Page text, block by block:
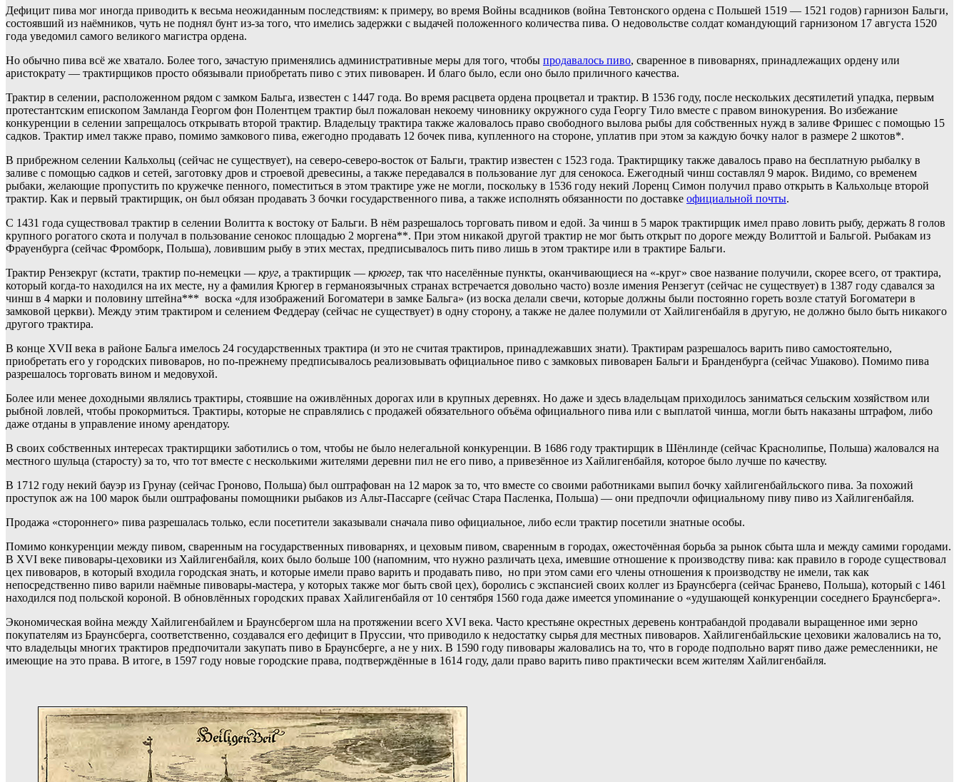
Дефицит пива мог иногда приводить к весьма неожиданным последствиям: к примеру, во время Войны всадников (война Тевтонского ордена с Польшей 1519 — 1521 годов) гарнизон Бальги,
состоявший из наёмников, чуть не поднял бунт из-за того, что имелись задержки с выдачей положенного количества пива. О недовольстве солдат командующий гарнизоном 17 августа 1520
года уведомил самого великого магистра ордена.
Но обычно пива всё же хватало. Более того, зачастую применялись административные меры для того, чтобы продавалось пиво, сваренное в пивоварнях, принадлежащих ордену или
аристократу — трактирщиков просто обязывали приобретать пиво с этих пивоварен. И благо было, если оно было приличного качества.
Трактир в селении, расположенном рядом с замком Бальга, известен с 1447 года. Во время расцвета ордена процветал и трактир. В 1536 году, после нескольких десятилетий упадка, первым
протестантским епископом Замланда Георгом фон Полентцем трактир был пожалован некоему чиновнику окружного суда Георгу Тило вместе с правом винокурения. Во избежание
конкуренции в селении запрещалось открывать второй трактир. Владельцу трактира также жаловалось право свободного вылова рыбы для собственных нужд в заливе Фришес с помощью 15
садков. Трактир имел также право, помимо замкового пива, ежегодно продавать 12 бочек пива, купленного на стороне, уплатив при этом за каждую бочку налог в размере 2 шкотов*.
В прибрежном селении Кальхольц (сейчас не существует), на северо-северо-восток от Бальги, трактир известен с 1523 года. Трактирщику также давалось право на бесплатную рыбалку в
заливе с помощью садков и сетей, заготовку дров и строевой древесины, а также передавался в пользование луг для сенокоса. Ежегодный чинш составлял 9 марок. Видимо, со временем
рыбаки, желающие пропустить по кружечке пенного, поместиться в этом трактире уже не могли, поскольку в 1536 году некий Лоренц Симон получил право открыть в Кальхольце второй
трактир. Как и первый трактирщик, он был обязан продавать 3 бочки государственного пива, а также исполнять обязанности по доставке официальной почты.
С 1431 года существовал трактир в селении Волитта к востоку от Бальги. В нём разрешалось торговать пивом и едой. За чинш в 5 марок трактирщик имел право ловить рыбу, держать 8 голов
крупного рогатого скота и получал в пользование сенокос площадью 2 моргена**. При этом никакой другой трактир не мог быть открыт по дороге между Волиттой и Бальгой. Рыбакам из
Фрауенбурга (сейчас Фромборк, Польша), ловившим рыбу в этих местах, предписывалось пить пиво лишь в этом трактире или в трактире Бальги.
Трактир Рензекруг (кстати, трактир по-немецки — круг, а трактирщик — крюгер, так что населённые пункты, оканчивающиеся на «-круг» свое название получили, скорее всего, от трактира,
который когда-то находился на их месте, ну а фамилия Крюгер в германоязычных странах встречается довольно часто) возле имения Рензегут (сейчас не существует) в 1387 году сдавался за
чинш в 4 марки и половину штейна*** воска «для изображений Богоматери в замке Бальга» (из воска делали свечи, которые должны были постоянно гореть возле статуй Богоматери в
замковой церкви). Между этим трактиром и селением Феддерау (сейчас не существует) в одну сторону, а также не далее полумили от Хайлигенбайля в другую, не должно было быть никакого
другого трактира.
В конце XVII века в районе Бальга имелось 24 государственных трактира (и это не считая трактиров, принадлежавших знати). Трактирам разрешалось варить пиво самостоятельно,
приобретать его у городских пивоваров, но по-прежнему предписывалось реализовывать официальное пиво с замковых пивоварен Бальги и Бранденбурга (сейчас Ушаково). Помимо пива
разрешалось торговать вином и медовухой.
Более или менее доходными являлись трактиры, стоявшие на оживлённых дорогах или в крупных деревнях. Но даже и здесь владельцам приходилось заниматься сельским хозяйством или
рыбной ловлей, чтобы прокормиться. Трактиры, которые не справлялись с продажей обязательного объёма официального пива или с выплатой чинша, могли быть наказаны штрафом, либо
даже отданы в управление иному арендатору.
В своих собственных интересах трактирщики заботились о том, чтобы не было нелегальной конкуренции. В 1686 году трактирщик в Шёнлинде (сейчас Краснолипье, Польша) жаловался на
местного шульца (старосту) за то, что тот вместе с несколькими жителями деревни пил не его пиво, а привезённое из Хайлигенбайля, которое было лучше по качеству.
В 1712 году некий бауэр из Грунау (сейчас Гроново, Польша) был оштрафован на 12 марок за то, что вместе со своими работниками выпил бочку хайлигенбайльского пива. За похожий
проступок аж на 100 марок были оштрафованы помощники рыбаков из Альт-Пассарге (сейчас Стара Пасленка, Польша) — они предпочли официальному пиву пиво из Хайлигенбайля.
Продажа «стороннего» пива разрешалась только, если посетители заказывали сначала пиво официальное, либо если трактир посетили знатные особы.
Помимо конкуренции между пивом, сваренным на государственных пивоварнях, и цеховым пивом, сваренным в городах, ожесточённая борьба за рынок сбыта шла и между самими городами.
В XVI веке пивовары-цеховики из Хайлигенбайля, коих было больше 100 (напомним, что нужно различать цеха, имевшие отношение к производству пива: как правило в городе существовал
цех пивоваров, в который входила городская знать, и которые имели право варить и продавать пиво, но при этом сами его члены отношения к производству не имели, так как
непосредственно пиво варили наёмные пивовары-мастера, у которых также мог быть свой цех), боролись с экспансией своих коллег из Браунсберга (сейчас Бранево, Польша), который с 1461
находился под польской короной. В обновлённых городских правах Хайлигенбайля от 10 сентября 1560 года даже имеется упоминание о «удушающей конкуренции соседнего Браунсберга».
Экономическая война между Хайлигенбайлем и Браунсбергом шла на протяжении всего XVI века. Часто крестьяне окрестных деревень контрабандой продавали выращенное ими зерно
покупателям из Браунсберга, соответственно, создавался его дефицит в Пруссии, что приводило к недостатку сырья для местных пивоваров. Хайлигенбайльские цеховики жаловались на то,
что владельцы многих трактиров предпочитали закупать пиво в Браунсберге, а не у них. В 1590 году пивовары жаловались на то, что в городе подпольно варят пиво даже ремесленники, не
имеющие на это права. В итоге, в 1597 году новые городские права, подтверждённые в 1614 году, дали право варить пиво практически всем жителям Хайлигенбайля.